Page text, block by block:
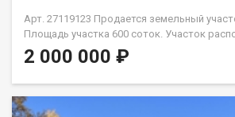
Арт. 27119123 Продается земельный
Площадь участка 600 соток. Участок
«Рыбацкой деревни» или как ее еще
хозяйство», чуть дальше поворота на
проект по застройке коттеджного
стадион и парковая зона более 34 ГА,
2 000 000 ₽